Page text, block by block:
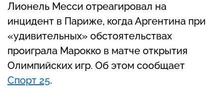
Лионель Месси отреагировал на
инцидент в Париже, когда Аргентина при
«удивительных» обстоятельствах
проиграла Марокко в матче открытия
Олимпийских игр. Об этом сообщает
Спорт 25.